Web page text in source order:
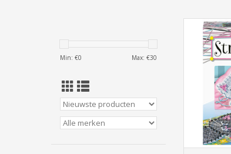
Min: €0 Max: €30